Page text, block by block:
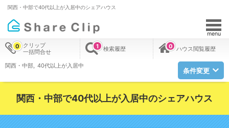
関西・中部で40代以上が入居中のシェアハウス
menu
クリップ
一括問合せ
0 検索履歴
1 ハウス閲覧履歴
0
関西・中部 40代以上が入居中
条件変更
関西・中部で40代以上が入居中のシェアハウス